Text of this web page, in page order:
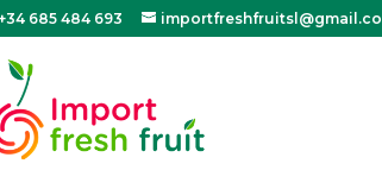
685 484 693